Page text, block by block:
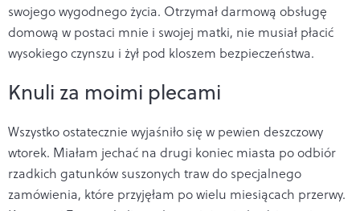
swojego wygodnego życia. Otrzymał darmową obsługę
domową w postaci mnie i swojej matki, nie musiał płacić
wysokiego czynszu i żył pod kloszem bezpieczeństwa.
Knuli za moimi plecami
Wszystko ostatecznie wyjaśniło się w pewien deszczowy
wtorek. Miałam jechać na drugi koniec miasta po odbiór
rzadkich gatunków suszonych traw do specjalnego
zamówienia, które przyjęłam po wielu miesiącach przerwy.